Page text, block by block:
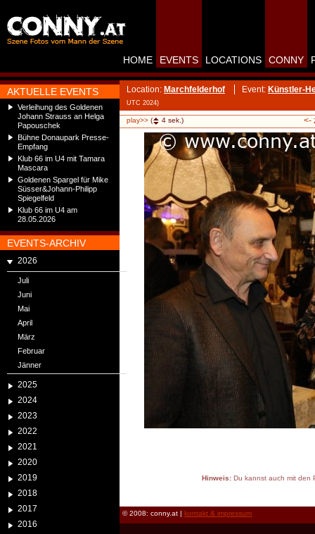
AKTUELLE EVENTS
Verleihung des Goldenen
Johann Strauss an Helga
Papouschek
Bühne Donaupark Presse-
Empfang
Klub 66 im U4 mit Tamara
Mascara
Goldenen Spargel für Mike
Süsser&Johann-Philipp
Spiegelfeld
Klub 66 im U4 am
28.05.2026
EVENTS-ARCHIV
2026
Juli
Juni
Mai
April
März
Februar
Jänner
2025
2024
2023
2022
2021
2020
2019
2018
2017
2016
HOME EVENTS LOCATIONS CONNY
Location: Marchfelderhof Event: Künstler-
UTC 2024)
play>> ( 4 sek.) <-
Hinweis:Du kannst auch mit den
© 2008: conny.at | kontakt & impressum